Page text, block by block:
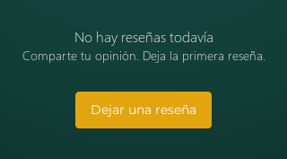
No hay reseñas todavía
Comparte tu opinión. Deja la primera reseña.
Dejar una reseña